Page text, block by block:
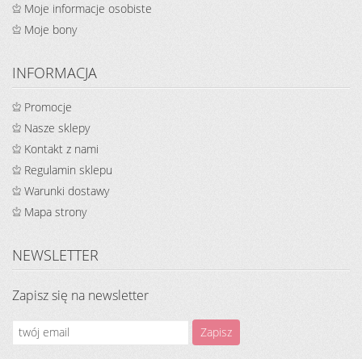
Moje informacje osobiste
Moje bony
INFORMACJA
Promocje
Nasze sklepy
Kontakt z nami
Regulamin sklepu
Warunki dostawy
Mapa strony
NEWSLETTER
Zapisz się na newsletter